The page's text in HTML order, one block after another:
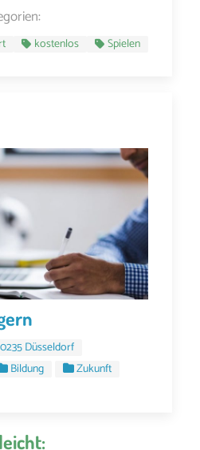
kostenlos Spielen
Düsseldorf
Bildung Zukunft